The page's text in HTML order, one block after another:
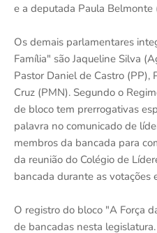
e a deputada Paula Belmonte
Os demais parlamentares
Família" são Jaqueline Silva
Pastor Daniel de Castro (PP),
Cruz (PMN). Segundo o
de bloco tem prerrogativas
palavra no comunicado de
membros da bancada para
da reunião do Colégio de
bancada durante as votações
O registro do bloco "A Força
de bancadas nesta